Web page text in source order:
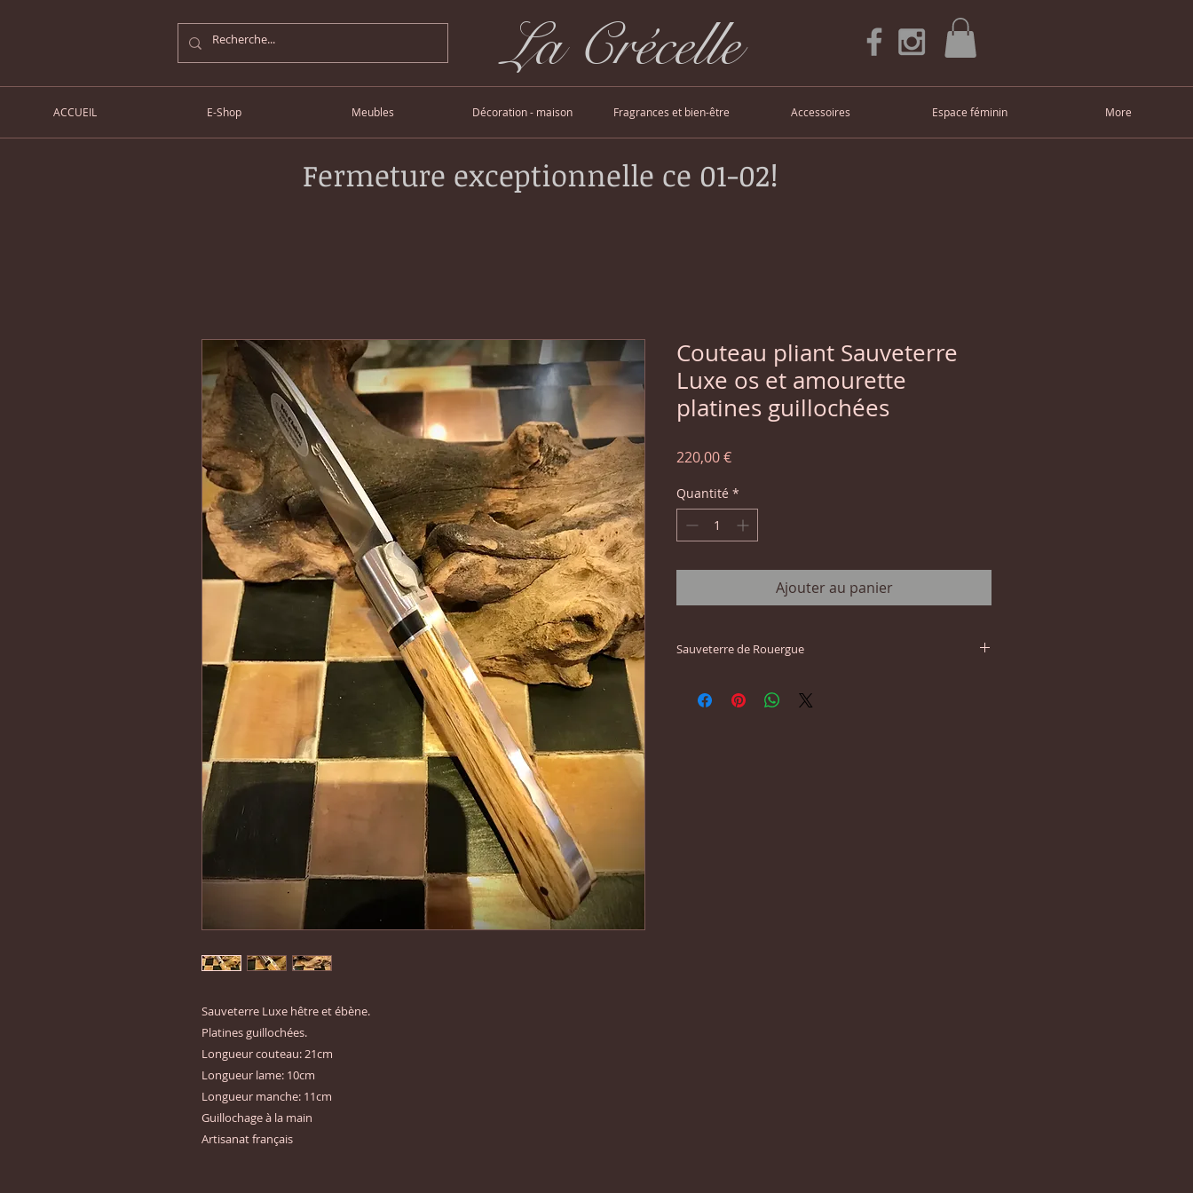
La Crécelle
ACCUEIL E-Shop Meubles Décoration - maison Fragrances et bien-être Accessoires Espace féminin More
Fermeture exceptionnelle ce 01-02!
Sauveterre Luxe hêtre et ébène.
Platines guillochées.
Longueur couteau: 21cm
Longueur lame: 10cm
Longueur manche: 11cm
Guillochage à la main
Artisanat français
Couteau pliant Sauveterre
Luxe os et amourette
platines guillochées
220,00 €Prix
Quantité *
Ajouter au panier
Sauveterre de Rouergue
des « plus beaux villages de France» est une